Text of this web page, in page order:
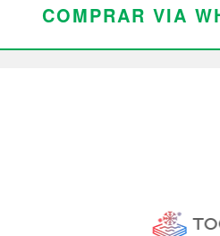
COMPRAR VIA